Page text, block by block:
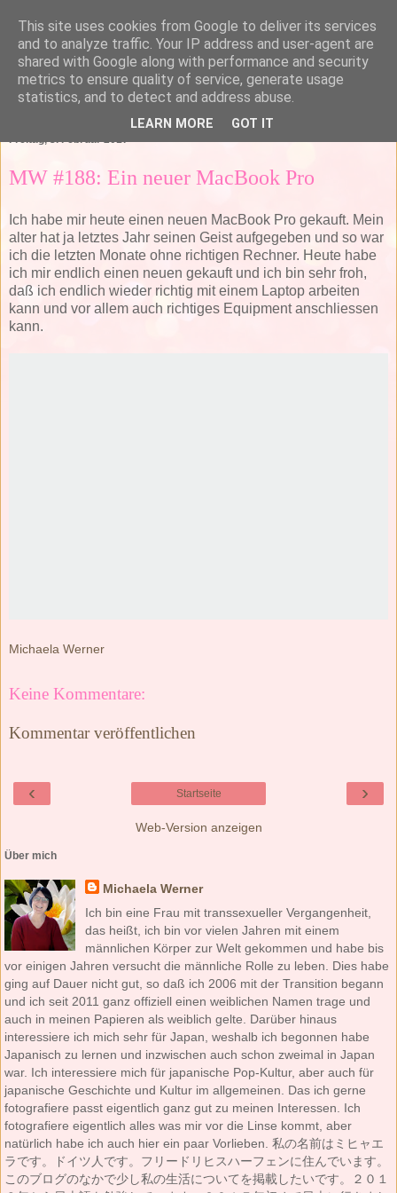
Freitag, 3. Februar 2017
MW #188: Ein neuer MacBook Pro
Ich habe mir heute einen neuen MacBook Pro gekauft. Mein
alter hat ja letztes Jahr seinen Geist aufgegeben und so war
ich die letzten Monate ohne richtigen Rechner. Heute habe
ich mir endlich einen neuen gekauft und ich bin sehr froh,
daß ich endlich wieder richtig mit einem Laptop arbeiten
kann und vor allem auch richtiges Equipment anschliessen
kann.
Michaela Werner
Keine Kommentare:
Kommentar veröffentlichen
‹ ›
Startseite
Web-Version anzeigen
Über mich
Michaela Werner
Ich bin eine Frau mit transsexueller Vergangenheit,
das heißt, ich bin vor vielen Jahren mit einem
männlichen Körper zur Welt gekommen und habe bis
vor einigen Jahren versucht die männliche Rolle zu leben. Dies habe
ging auf Dauer nicht gut, so daß ich 2006 mit der Transition begann
und ich seit 2011 ganz offiziell einen weiblichen Namen trage und
auch in meinen Papieren als weiblich gelte. Darüber hinaus
interessiere ich mich sehr für Japan, weshalb ich begonnen habe
Japanisch zu lernen und inzwischen auch schon zweimal in Japan
war. Ich interessiere mich für japanische Pop-Kultur, aber auch für
japanische Geschichte und Kultur im allgemeinen. Das ich gerne
fotografiere passt eigentlich ganz gut zu meinen Interessen. Ich
fotografiere eigentlich alles was mir vor die Linse kommt, aber
natürlich habe ich auch hier ein paar Vorlieben. 私の名前はミヒャエ
ラです。ドイツ人です。フリードリヒスハーフェンに住んでいます。
このブログのなかで少し私の生活についてを掲載したいです。２０１
This site uses cookies from Google to deliver its services
and to analyze traffic. Your IP address and user-agent are
shared with Google along with performance and security
metrics to ensure quality of service, generate usage
statistics, and to detect and address abuse.
LEARN MORE GOT IT